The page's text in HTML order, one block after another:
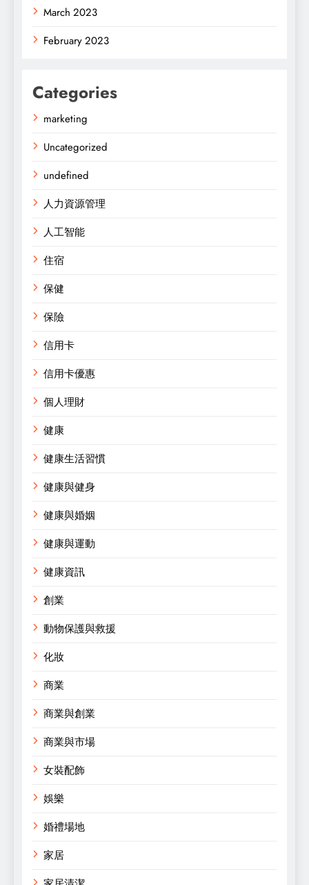
March 2023
February 2023
Categories
marketing
Uncategorized
undefined
人力資源管理
人工智能
住宿
保健
保險
信用卡
信用卡優惠
個人理財
健康
健康生活習慣
健康與健身
健康與婚姻
健康與運動
健康資訊
創業
動物保護與救援
化妝
商業
商業與創業
商業與市場
女裝配飾
娛樂
婚禮場地
家居